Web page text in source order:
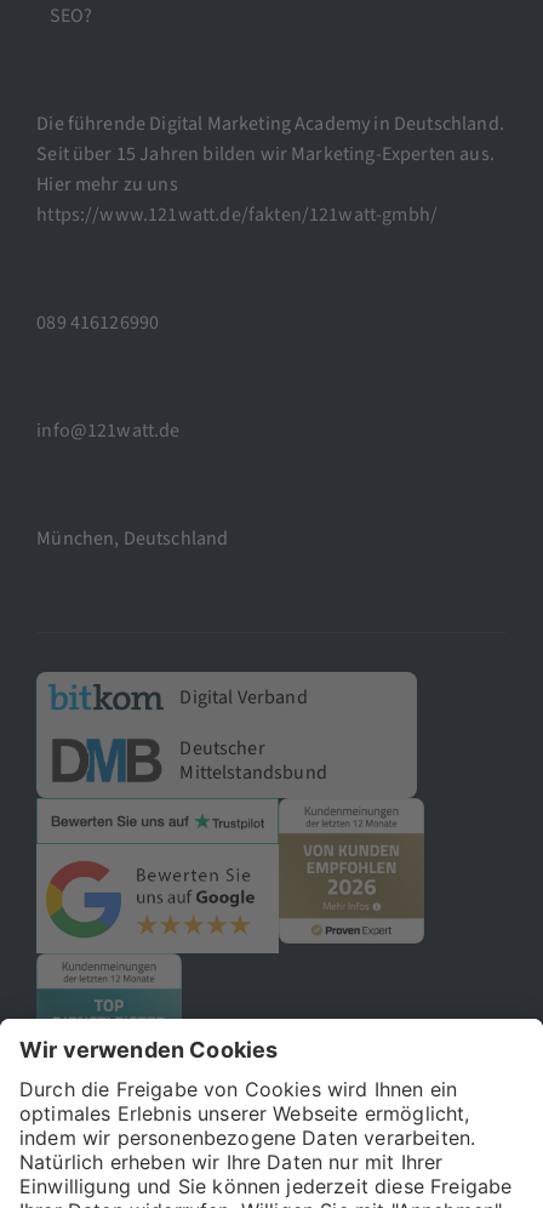
SEO?
Die führende Digital Marketing Academy in Deutschland.
Seit über 15 Jahren bilden wir Marketing-Experten aus.
Hier mehr zu uns
https://www.121watt.de/fakten/121watt-gmbh/
089 416126990
info@121watt.de
München, Deutschland
Digital Verband
Deutscher
Mittelstandsbund